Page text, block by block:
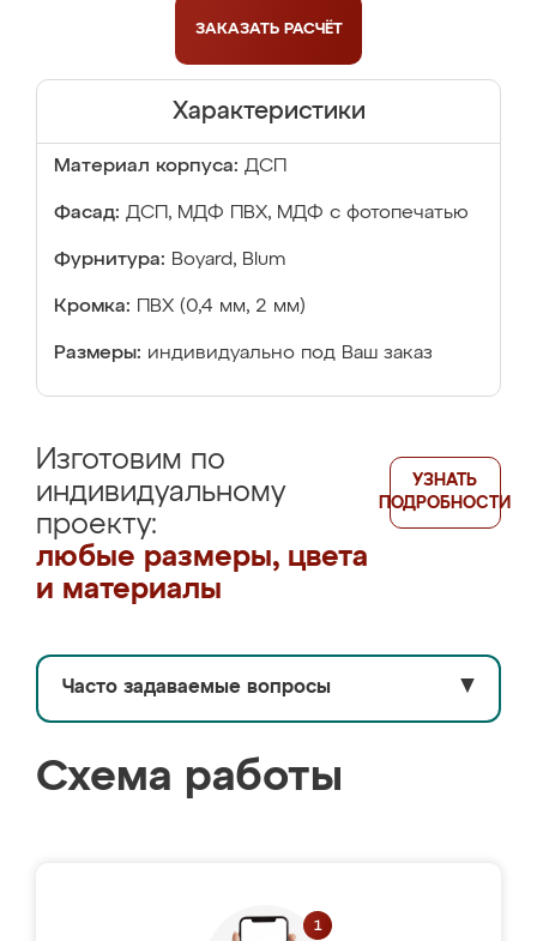
ЗАКАЗАТЬ РАСЧЁТ
Характеристики
Материал корпуса: ДСП
Фасад: ДСП, МДФ ПВХ, МДФ с фотопечатью
Фурнитура: Boyard, Blum
Кромка: ПВХ (0,4 мм, 2 мм)
Размеры: индивидуально под Ваш заказ
Изготовим по
индивидуальному
проекту:
любые размеры, цвета
и материалы
УЗНАТЬ
ПОДРОБНОСТИ
Часто задаваемые вопросы ▼
Схема работы